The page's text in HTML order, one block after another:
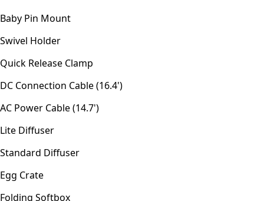
Baby Pin Mount
Swivel Holder
Quick Release Clamp
DC Connection Cable (16.4')
AC Power Cable (14.7')
Lite Diffuser
Standard Diffuser
Egg Crate
Folding Softbox